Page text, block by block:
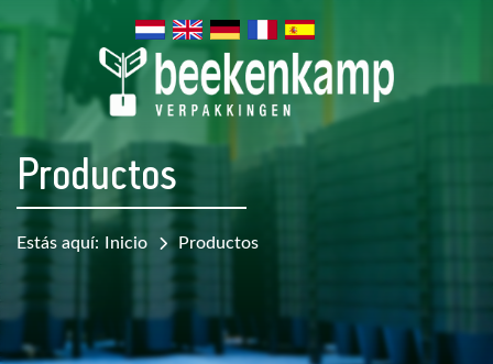
Productos
Estás aquí: Inicio Productos